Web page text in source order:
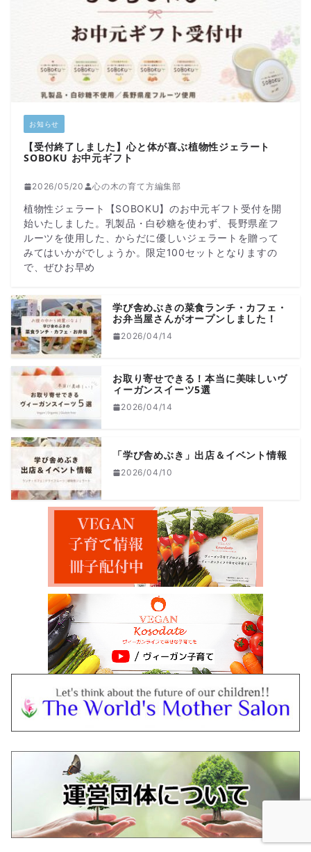
お知らせ
【受付終了しました】心と体が喜ぶ植物性ジェラート
SOBOKU お中元ギフト
2026/05/20 心の木の育て方編集部
植物性ジェラート【SOBOKU】のお中元ギフト受付を開
始いたしました。乳製品・白砂糖を使わず、長野県産フ
ルーツを使用した、からだに優しいジェラートを贈って
みてはいかがでしょうか。限定100セットとなりますの
で、ぜひお早め
学び舎めぶきの菜食ランチ・カフェ・
お弁当屋さんがオープンしました！
2026/04/14
お取り寄せできる！本当に美味しいヴ
ィーガンスイーツ5選
2026/04/14
「学び舎めぶき」出店＆イベント情報
2026/04/10